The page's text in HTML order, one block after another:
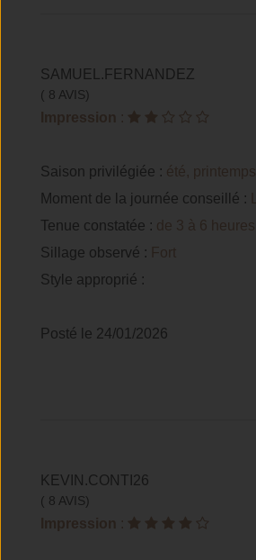
SAMUEL.FERNANDEZ
( 8 AVIS)
Impression :
Saison privilégiée : été, printemps
Moment de la journée conseillé :
Tenue constatée : de 3 à 6 heures
Sillage observé : Fort
Style approprié :
Posté le 24/01/2026
KEVIN.CONTI26
( 8 AVIS)
Impression :